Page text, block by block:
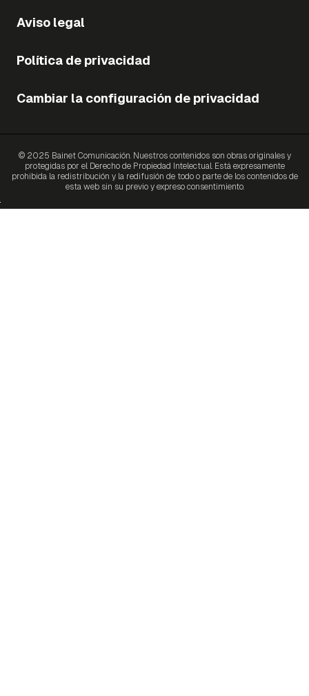
Aviso legal
Política de privacidad
Cambiar la configuración de privacidad
© 2025 Bainet Comunicación. Nuestros contenidos son obras originales y
protegidas por el Derecho de Propiedad Intelectual. Está expresamente
prohibida la redistribución y la redifusión de todo o parte de los contenidos de
esta web sin su previo y expreso consentimiento.